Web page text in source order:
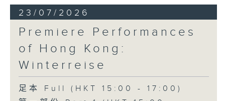
23/07/2026
Premiere Performances
of Hong Kong:
Winterreise
足本 Full (HKT 15:00 - 17:00)